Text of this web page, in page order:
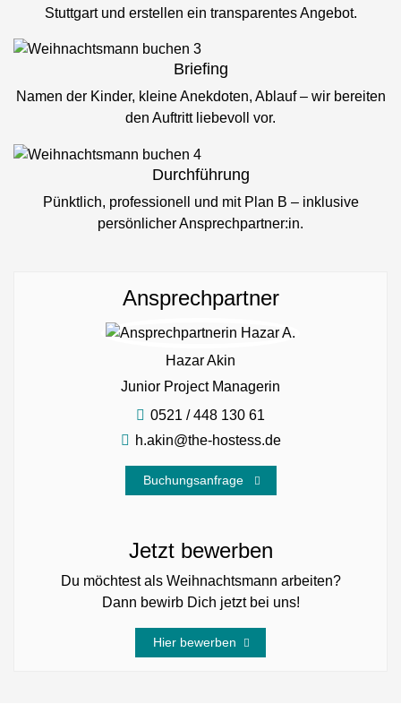
Stuttgart und erstellen ein transparentes Angebot.
Briefing
Namen der Kinder, kleine Anekdoten, Ablauf – wir bereiten
den Auftritt liebevoll vor.
Durchführung
Pünktlich, professionell und mit Plan B – inklusive
persönlicher Ansprechpartner:in.
Ansprechpartner
Hazar Akin
Junior Project Managerin
0521 / 448 130 61
h.akin@the-hostess.de
Buchungsanfrage
Jetzt bewerben
Du möchtest als Weihnachtsmann arbeiten?
Dann bewirb Dich jetzt bei uns!
Hier bewerben